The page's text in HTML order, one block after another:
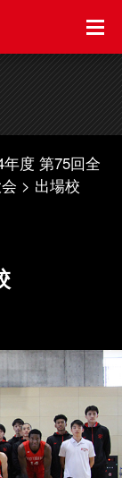
度 第75回全
出場校